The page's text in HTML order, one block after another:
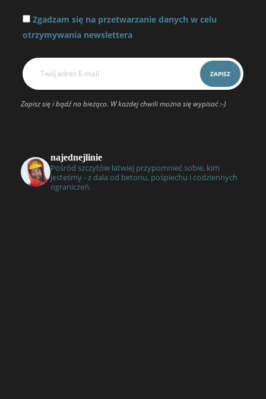
Zgadzam się na przetwarzanie danych w celu
otrzymywania newslettera
Zapisz się i bądź na bieżąco. W każdej chwili można się wypisać :-)
najednejlinie
Pośród szczytów łatwiej przypomnieć sobie, kim
jesteśmy - z dala od betonu, pośpiechu i codziennych
ograniczeń.